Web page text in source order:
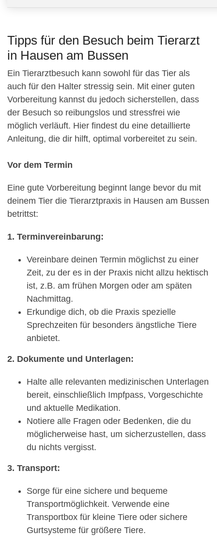
Tipps für den Besuch beim Tierarzt
in Hausen am Bussen
Ein Tierarztbesuch kann sowohl für das Tier als
auch für den Halter stressig sein. Mit einer guten
Vorbereitung kannst du jedoch sicherstellen, dass
der Besuch so reibungslos und stressfrei wie
möglich verläuft. Hier findest du eine detaillierte
Anleitung, die dir hilft, optimal vorbereitet zu sein.
Vor dem Termin
Eine gute Vorbereitung beginnt lange bevor du mit
deinem Tier die Tierarztpraxis in Hausen am Bussen
betrittst:
1. Terminvereinbarung:
Vereinbare deinen Termin möglichst zu einer
Zeit, zu der es in der Praxis nicht allzu hektisch
ist, z.B. am frühen Morgen oder am späten
Nachmittag.
Erkundige dich, ob die Praxis spezielle
Sprechzeiten für besonders ängstliche Tiere
anbietet.
2. Dokumente und Unterlagen:
Halte alle relevanten medizinischen Unterlagen
bereit, einschließlich Impfpass, Vorgeschichte
und aktuelle Medikation.
Notiere alle Fragen oder Bedenken, die du
möglicherweise hast, um sicherzustellen, dass
du nichts vergisst.
3. Transport:
Sorge für eine sichere und bequeme
Transportmöglichkeit. Verwende eine
Transportbox für kleine Tiere oder sichere
Gurtsysteme für größere Tiere.